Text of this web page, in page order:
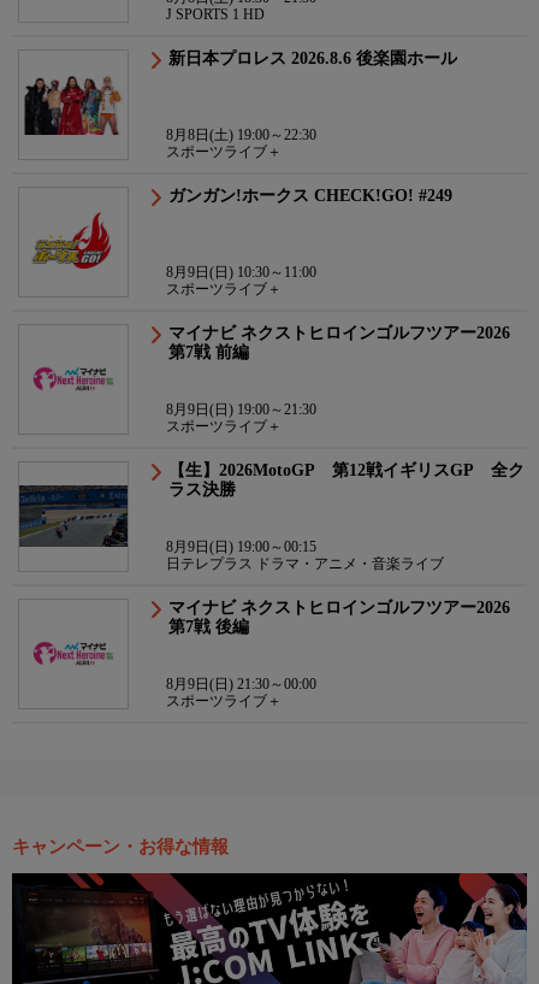
J SPORTS 1 HD
新日本プロレス 2026.8.6 後楽園ホール
8月8日(土) 19:00～22:30
スポーツライブ＋
ガンガン!ホークス CHECK!GO! #249
8月9日(日) 10:30～11:00
スポーツライブ＋
マイナビ ネクストヒロインゴルフツアー2026
第7戦 前編
8月9日(日) 19:00～21:30
スポーツライブ＋
【生】2026MotoGP 第12戦イギリスGP 全ク
ラス決勝
8月9日(日) 19:00～00:15
日テレプラス ドラマ・アニメ・音楽ライブ
マイナビ ネクストヒロインゴルフツアー2026
第7戦 後編
8月9日(日) 21:30～00:00
スポーツライブ＋
キャンペーン・お得な情報